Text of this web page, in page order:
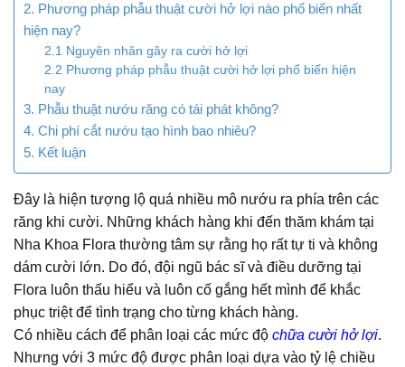
2. Phương pháp phẫu thuật cười hở lợi nào phổ biến nhất
hiện nay?
2.1 Nguyên nhân gây ra cười hở lợi
2.2 Phương pháp phẫu thuật cười hở lợi phổ biến hiện
nay
3. Phẫu thuật nướu răng có tái phát không?
4. Chi phí cắt nướu tạo hình bao nhiêu?
5. Kết luận
Đây là hiện tượng lộ quá nhiều mô nướu ra phía trên các
răng khi cười. Những khách hàng khi đến thăm khám tại
Nha Khoa Flora thường tâm sự rằng họ rất tự ti và không
dám cười lớn. Do đó, đội ngũ bác sĩ và điều dưỡng tại
Flora luôn thấu hiểu và luôn cố gắng hết mình để khắc
phục triệt để tình trạng cho từng khách hàng.
Có nhiều cách để phân loại các mức độ chữa cười hở lợi.
Nhưng với 3 mức độ được phân loại dựa vào tỷ lệ chiều